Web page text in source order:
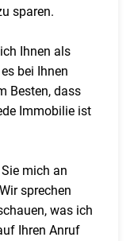
sparen.
Ihnen als
bei Ihnen
Besten, dass
Immobilie ist
mich an
sprechen
was ich
Ihren Anruf